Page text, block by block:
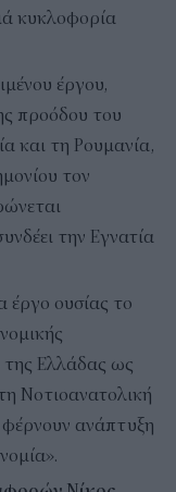
κυκλοφορία
έργου,
προόδου του
και τη Ρουμανία,
τον
την Εγνατία
έργο ουσίας το
της Ελλάδας ως
Νοτιοανατολική
ανάπτυξη